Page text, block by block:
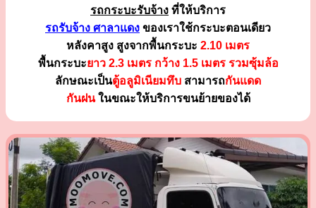
รถกระบะรับจ้าง ที่ให้บริการ
รถรับจ้าง ศาลาแดง ของเราใช้กระบะตอนเดียว
หลังคาสูง สูงจากพื้นกระบะ 2.10 เมตร
พื้นกระบะยาว 2.3 เมตร กว้าง 1.5 เมตร รวมซุ้มล้อ
ลักษณะเป็นตู้อลูมิเนียมทึบ สามารถกันแดด
กันฝนในขณะให้บริการขนย้ายของได้